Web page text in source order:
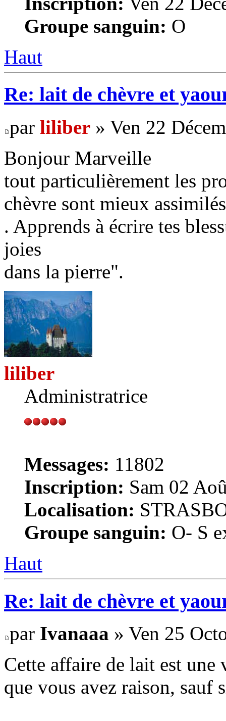
Groupe sanguin: O
Haut
Re: lait de chèvre et
par liliber » Ven 22
Bonjour Marveille
tout particulièrement les
chèvre sont mieux
. Apprends à écrire tes
joies
dans la pierre".
liliber
Administratrice
Messages: 11802
Inscription: Sam 02
Localisation:
Groupe sanguin: O- S
Haut
Re: lait de chèvre et
par Ivanaaa » Ven 25
Cette affaire de lait est
que vous avez raison, sauf